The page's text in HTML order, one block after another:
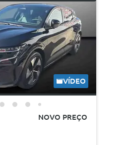
VÍDEO
NOVO PREÇO